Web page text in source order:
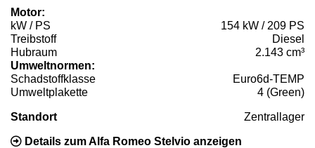
Motor:
kW / PS
154 kW / 209 PS
Treibstoff
Diesel
Hubraum
2.143 cm³
Umweltnormen:
Schadstoffklasse
Euro6d-TEMP
Umweltplakette
4 (Green)
Standort Zentrallager
Details zum Alfa Romeo Stelvio anzeigen